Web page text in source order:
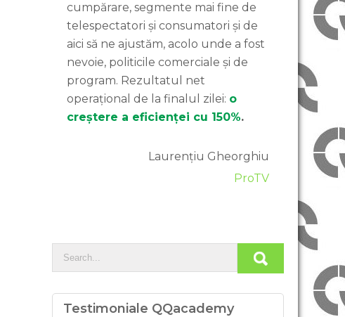
cumpărare, segmente mai fine de
telespectatori și consumatori și de
aici să ne ajustăm, acolo unde a fost
nevoie, politicile comerciale și de
program. Rezultatul net
operațional de la finalul zilei: o
creștere a eficienței cu 150%.
Laurențiu Gheorghiu
ProTV
Testimoniale QQacademy